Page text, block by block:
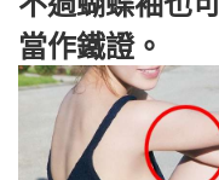
當作鐵證。